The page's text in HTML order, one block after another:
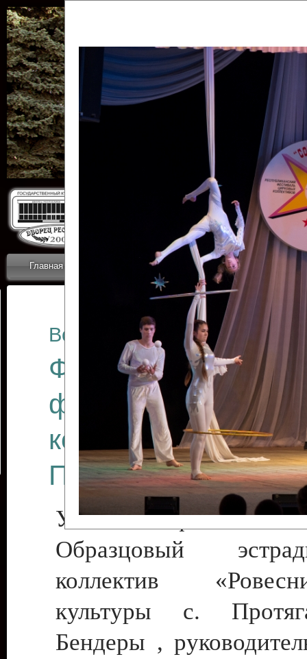
Главная Коллективы Новости
ОТЧЕТЫ ГКЦ
Все отчеты
Финал
фестиваля
коллективов
Приднестровского
Участники фестиваля:
Образцовый
коллектив
культуры с.
Бендеры ,